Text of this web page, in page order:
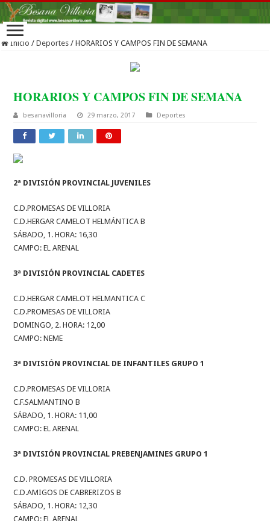
Inicio / Deportes / HORARIOS Y CAMPOS FIN DE SEMANA
HORARIOS Y CAMPOS FIN DE SEMANA
besanavilloria 29 marzo, 2017 Deportes
2ª DIVISIÓN PROVINCIAL JUVENILES
C.D.PROMESAS DE VILLORIA
C.D.HERGAR CAMELOT HELMÁNTICA B
SÁBADO, 1. HORA: 16,30
CAMPO: EL ARENAL
3ª DIVISIÓN PROVINCIAL CADETES
C.D.HERGAR CAMELOT HELMANTICA C
C.D.PROMESAS DE VILLORIA
DOMINGO, 2. HORA: 12,00
CAMPO: NEME
3ª DIVISIÓN PROVINCIAL DE INFANTILES GRUPO 1
C.D.PROMESAS DE VILLORIA
C.F.SALMANTINO B
SÁBADO, 1. HORA: 11,00
CAMPO: EL ARENAL
3ª DIVISIÓN PROVINCIAL PREBENJAMINES GRUPO 1
C.D. PROMESAS DE VILLORIA
C.D.AMIGOS DE CABRERIZOS B
SÁBADO, 1. HORA: 12,30
CAMPO: EL ARENAL